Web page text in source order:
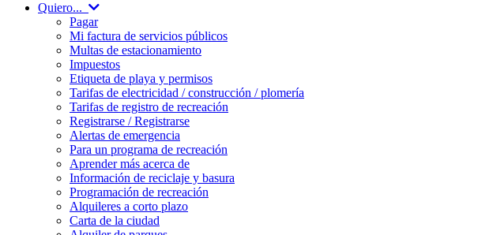
Quiero...
Pagar
Mi factura de servicios públicos
Multas de estacionamiento
Impuestos
Etiqueta de playa y permisos
Tarifas de electricidad / construcción / plomería
Tarifas de registro de recreación
Registrarse / Registrarse
Alertas de emergencia
Para un programa de recreación
Aprender más acerca de
Información de reciclaje y basura
Programación de recreación
Alquileres a corto plazo
Carta de la ciudad